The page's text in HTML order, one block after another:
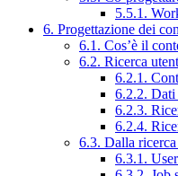
5.5.1.
6. Progettazione dei
6.1. Cos’è il
6.2. Ricerca
6.2.1.
6.2.2. Dati
6.2.3.
6.2.4.
6.3. Dalla
6.3.1.